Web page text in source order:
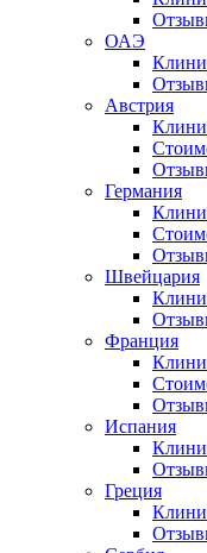
ОАЭ
Австрия
Германия
Швейцария
Франция
Испания
Греция